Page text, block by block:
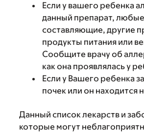
Если у вашего ребенка
данный препарат,
составляющие, другие
продукты питания или
Сообщите врачу об
как она проявлялась у
Если у Вашего ребенка
почек или он находится
Данный список лекарств и
которые могут